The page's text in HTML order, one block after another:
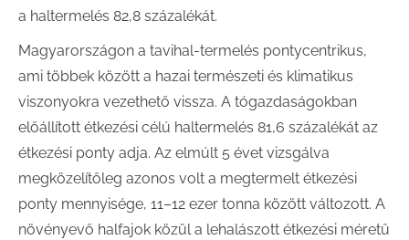
a haltermelés 82,8 százalékát.
Magyarországon a tavihal-termelés pontycentrikus,
ami többek között a hazai természeti és klimatikus
viszonyokra vezethető vissza. A tógazdaságokban
előállított étkezési célú haltermelés 81,6 százalékát az
étkezési ponty adja. Az elmúlt 5 évet vizsgálva
megközelítőleg azonos volt a megtermelt étkezési
ponty mennyisége, 11–12 ezer tonna között változott. A
növényevő halfajok közül a lehalászott étkezési méretű